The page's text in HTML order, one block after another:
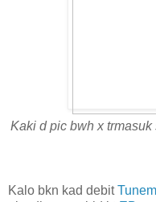
Kaki d pic bwh x trmasuk
Kalo bkn kad debit